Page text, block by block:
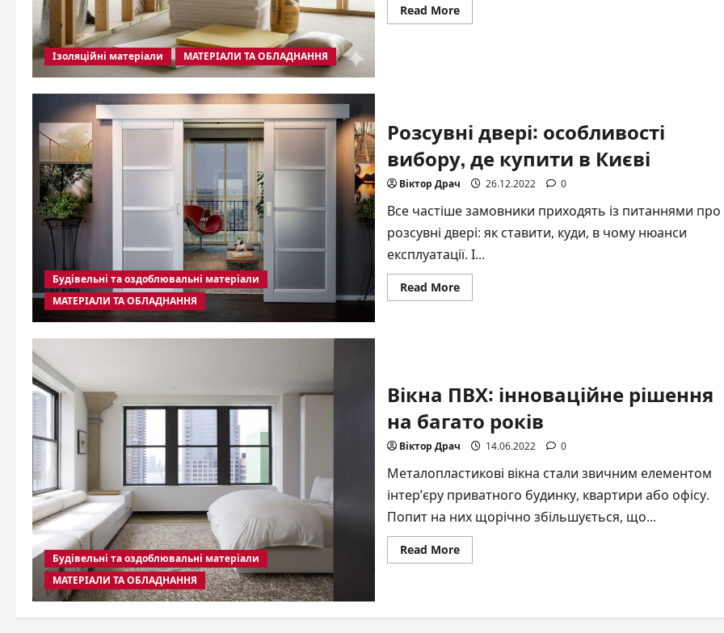
Ізоляційні матеріали МАТЕРІАЛИ ТА ОБЛАДНАННЯ
Read MoreRead
more
Будівельні та оздоблювальні матеріали
МАТЕРІАЛИ ТА ОБЛАДНАННЯ
Розсувні двері: особливості
вибору, де купити в Києві
Віктор Драч 26.12.2022 0
Все частіше замовники приходять із питаннями про
розсувні двері: як ставити, куди, в чому нюанси
експлуатації. І...
Read MoreRead
more
в
Києві
Будівельні та оздоблювальні матеріали
МАТЕРІАЛИ ТА ОБЛАДНАННЯ
Вікна ПВХ: інноваційне рішення
на багато років
Віктор Драч 14.06.2022 0
Металопластикові вікна стали звичним елементом
інтер’єру приватного будинку, квартири або офісу.
Попит на них щорічно збільшується, що...
Read MoreRead
more
рішення